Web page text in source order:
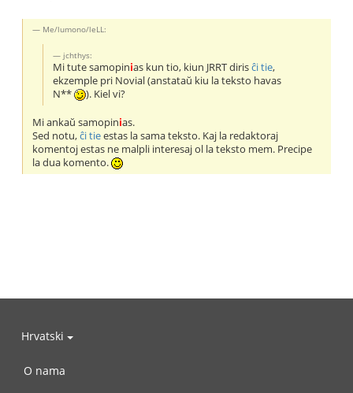
Me/lumono/leLL:
jchthys:
Mi tute samopinias kun tio, kiun JRRT dirisĉi tie,
ekzemple pri Novial (anstataŭ kiu la teksto havas
N** ). Kiel vi?
Mi ankaŭ samopinias.
Sed notu,ĉi tieestas la sama tekstо. Kaj la redaktoraj
komentoj estas ne malpli interesaj ol la teksto mem. Precipe
la dua komento.
Hrvatski
O nama